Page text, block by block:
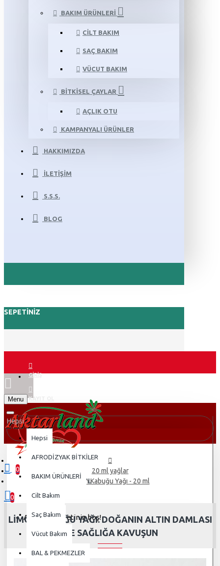
BAKIM ÜRÜNLERI
CILT BAKIM
SAÇ BAKIM
VÜCUT BAKIM
BITKISEL ÇAYLAR
AÇLIK OTU
KAMPANYALI ÜRÜNLER
HAKKIMIZDA
İLETIŞIM
S.S.S.
BLOG
SEPETINIZ
GIRIŞ
KAYIT OL
Menu
0
0 ürün - 0,00TL
0
Alışveriş sepetiniz boş!
Hepsi
Hepsi
AFRODİZYAK BİTKİLER
BAKIM ÜRÜNLERİ
Cilt Bakım
Saç Bakım
Vücut Bakım
BAL & PEKMEZLER
20 ml yağlar
Limon Kabuğu Yağı - 20 ml
LIMON KABUĞU YAĞI: DOĞANIN ALTIN DAMLASI
ILE SAĞLIĞA KAVUŞUN